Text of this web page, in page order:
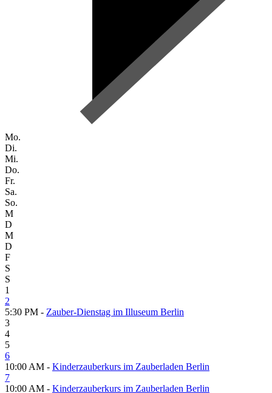
Mo.
Di.
Mi.
Do.
Fr.
Sa.
So.
M
D
M
D
F
S
S
1
2
5:30 PM - Zauber-Dienstag im Illuseum Berlin
3
4
5
6
10:00 AM - Kinderzauberkurs im Zauberladen Berlin
7
10:00 AM - Kinderzauberkurs im Zauberladen Berlin